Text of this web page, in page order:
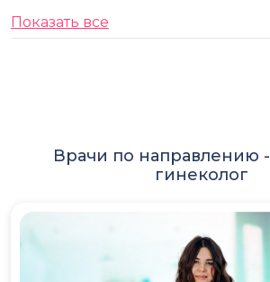
Показать все
Врачи по направлению -
гинеколог